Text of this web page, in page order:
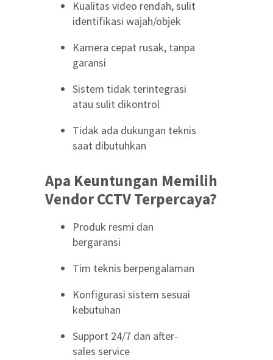
Kualitas video rendah, sulit
identifikasi wajah/objek
Kamera cepat rusak, tanpa
garansi
Sistem tidak terintegrasi
atau sulit dikontrol
Tidak ada dukungan teknis
saat dibutuhkan
Apa Keuntungan Memilih
Vendor CCTV Terpercaya?
Produk resmi dan
bergaransi
Tim teknis berpengalaman
Konfigurasi sistem sesuai
kebutuhan
Support 24/7 dan after-
sales service